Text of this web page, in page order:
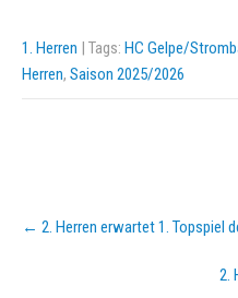
1. Herren | Tags: HC Gelpe/
Herren, Saison 2025/2026
Post
navigation
← 2. Herren erwartet 1. Topspiel
2.